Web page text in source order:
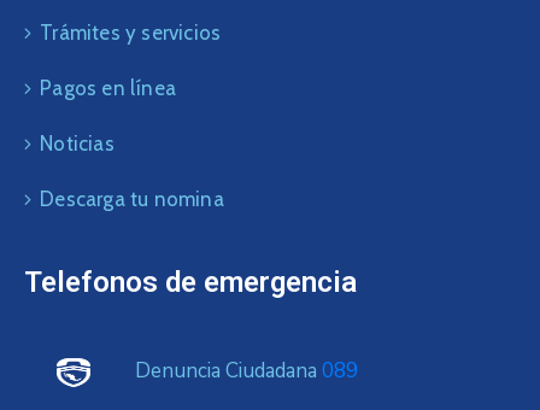
Trámites y servicios
Pagos en línea
Noticias
Descarga tu nomina
Telefonos de emergencia
Denuncia Ciudadana 089